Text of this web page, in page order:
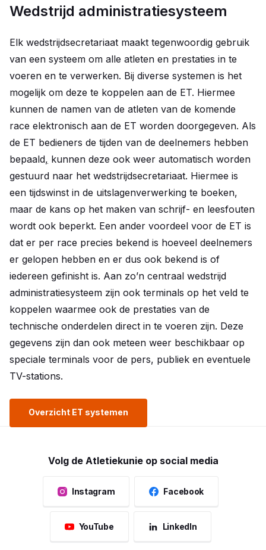
Wedstrijd administratiesysteem
Elk wedstrijdsecretariaat maakt tegenwoordig gebruik
van een systeem om alle atleten en prestaties in te
voeren en te verwerken. Bij diverse systemen is het
mogelijk om deze te koppelen aan de ET. Hiermee
kunnen de namen van de atleten van de komende
race elektronisch aan de ET worden doorgegeven. Als
de ET bedieners de tijden van de deelnemers hebben
bepaald, kunnen deze ook weer automatisch worden
gestuurd naar het wedstrijdsecretariaat. Hiermee is
een tijdswinst in de uitslagenverwerking te boeken,
maar de kans op het maken van schrijf- en leesfouten
wordt ook beperkt. Een ander voordeel voor de ET is
dat er per race precies bekend is hoeveel deelnemers
er gelopen hebben en er dus ook bekend is of
iedereen gefinisht is. Aan zo’n centraal wedstrijd
administratiesysteem zijn ook terminals op het veld te
koppelen waarmee ook de prestaties van de
technische onderdelen direct in te voeren zijn. Deze
gegevens zijn dan ook meteen weer beschikbaar op
speciale terminals voor de pers, publiek en eventuele
TV-stations.
Overzicht ET systemen
Volg de Atletiekunie op social media
Instagram Facebook
YouTube LinkedIn